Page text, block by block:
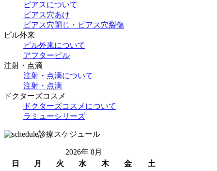
ピアスについて
ピアス穴あけ
ピアス穴閉じ・ピアス穴裂傷
ピル外来
ピル外来について
アフターピル
注射・点滴
注射・点滴について
注射・点滴
ドクターズコスメ
ドクターズコスメについて
ラミューシリーズ
診療スケジュール
2026年 8月
日
月 火 水 木 金
土